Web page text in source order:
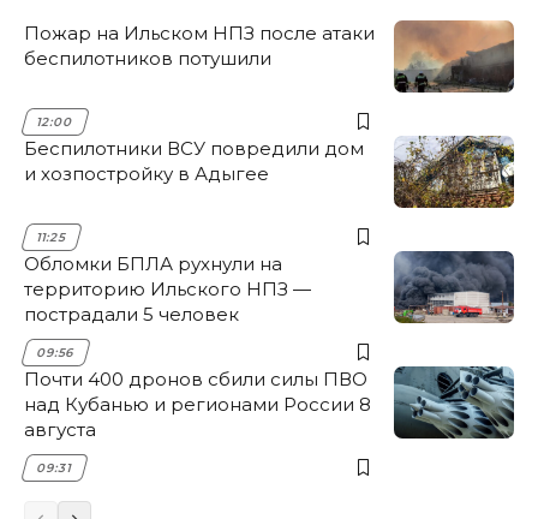
Пожар на Ильском НПЗ после атаки
беспилотников потушили
12:00
Беспилотники ВСУ повредили дом
и хозпостройку в Адыгее
11:25
Обломки БПЛА рухнули на
территорию Ильского НПЗ —
пострадали 5 человек
09:56
Почти 400 дронов сбили силы ПВО
над Кубанью и регионами России 8
августа
09:31